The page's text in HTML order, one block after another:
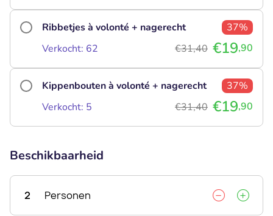
Ribbetjes à volonté + nagerecht
37%
Verkocht: 62
€31,40 €19,90
Kippenbouten à volonté + nagerecht
37%
Verkocht: 5
€31,40 €19,90
Beschikbaarheid
2 Personen